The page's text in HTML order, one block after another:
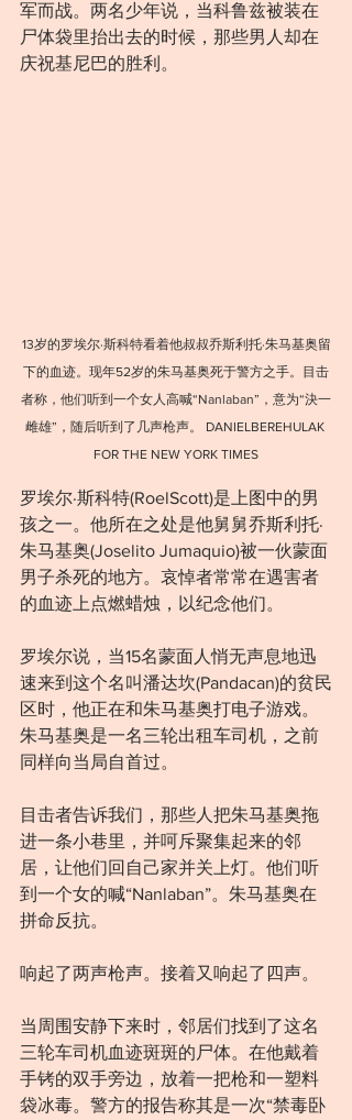
军而战。两名少年说，当科鲁兹被装在
尸体袋里抬出去的时候，那些男人却在
庆祝基尼巴的胜利。
13岁的罗埃尔·斯科特看着他叔叔乔斯利托·朱马基奥留
下的血迹。现年52岁的朱马基奥死于警方之手。目击
者称，他们听到⼀个女人高喊“Nanlaban”，意为“決一
雌雄”，随后听到了几声枪声。 DANIELBEREHULAK
FOR THE NEW YORK TIMES
罗埃尔·斯科特(RoelScott)是上图中的男
孩之一。他所在之处是他舅舅乔斯利托·
朱马基奥(Joselito Jumaquio)被一伙蒙面
男子杀死的地方。哀悼者常常在遇害者
的血迹上点燃蜡烛，以纪念他们。
罗埃尔说，当15名蒙面人悄无声息地迅
速来到这个名叫潘达坎(Pandacan)的贫民
区时，他正在和朱马基奥打电子游戏。
朱马基奥是一名三轮出租车司机，之前
同样向当局自首过。
目击者告诉我们，那些人把朱马基奥拖
进一条小巷里，并呵斥聚集起来的邻
居，让他们回自己家并关上灯。他们听
到一个女的喊“Nanlaban”。朱马基奥在
拼命反抗。
响起了两声枪声。接着又响起了四声。
当周围安静下来时，邻居们找到了这名
三轮车司机血迹斑斑的尸体。在他戴着
手铐的双手旁边，放着一把枪和一塑料
袋冰毒。警方的报告称其是一次“禁毒卧